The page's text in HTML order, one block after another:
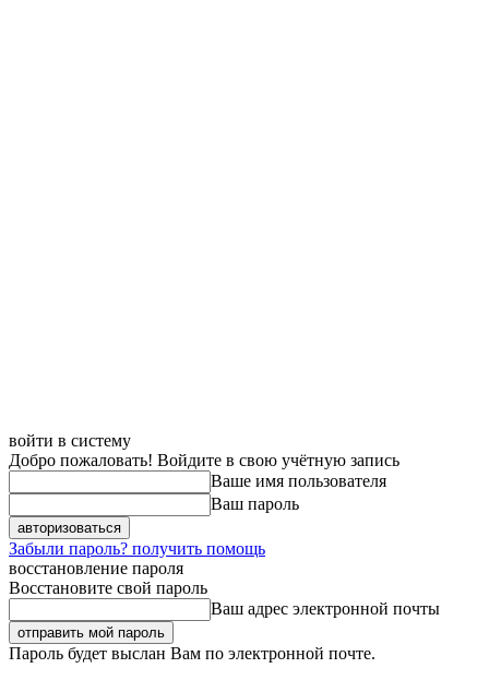
войти в систему
Добро пожаловать! Войдите в свою учётную запись
Ваше имя пользователя
Ваш пароль
Забыли пароль? получить помощь
восстановление пароля
Восстановите свой пароль
Ваш адрес электронной почты
Пароль будет выслан Вам по электронной почте.